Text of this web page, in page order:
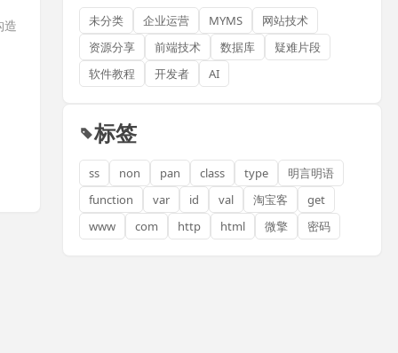
造 未分类 企业运营 MYMS
网站技术
资源分享
前端技术 数据库
疑难片段
软件教程
开发者 AI
标签
ss non pan class type
明言明语
function
var id val 淘宝客
get
www
com http html 微擎 密码